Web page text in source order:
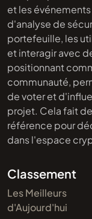
et les
d'analyse de
portefeuille, les
et interagir avec
positionnant
communauté,
de voter et
projet. Cela fait
référence pour
dans l'espace
Classement
Les Meilleurs
d'Aujourd'hui